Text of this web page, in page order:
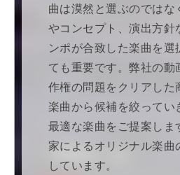
曲は漠然と選ぶのではな
やコンセプト、演出方針
ンポが合致した楽曲を選
ても重要です。弊社の動
作権の問題をクリアした
楽曲から候補を絞ってい
最適な楽曲をご提案しま
家によるオリジナル楽曲
しています。